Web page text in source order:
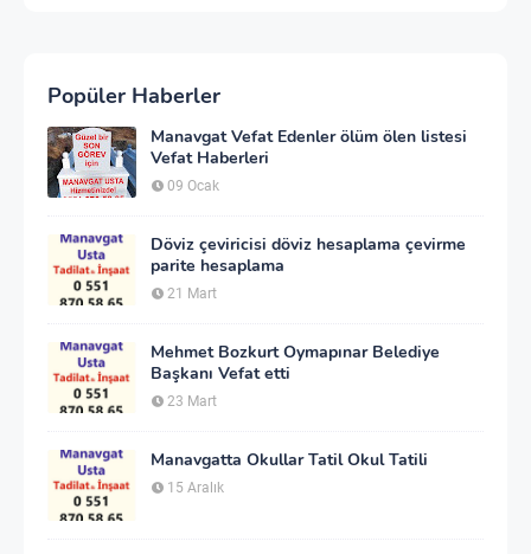
Popüler Haberler
Manavgat Vefat Edenler ölüm ölen listesi
Vefat Haberleri
09 Ocak
Döviz çeviricisi döviz hesaplama çevirme
parite hesaplama
21 Mart
Mehmet Bozkurt Oymapınar Belediye
Başkanı Vefat etti
23 Mart
Manavgatta Okullar Tatil Okul Tatili
15 Aralık